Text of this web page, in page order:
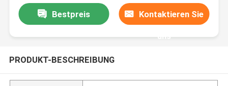
Bestpreis Kontaktieren Sie
uns
PRODUKT-BESCHREIBUNG